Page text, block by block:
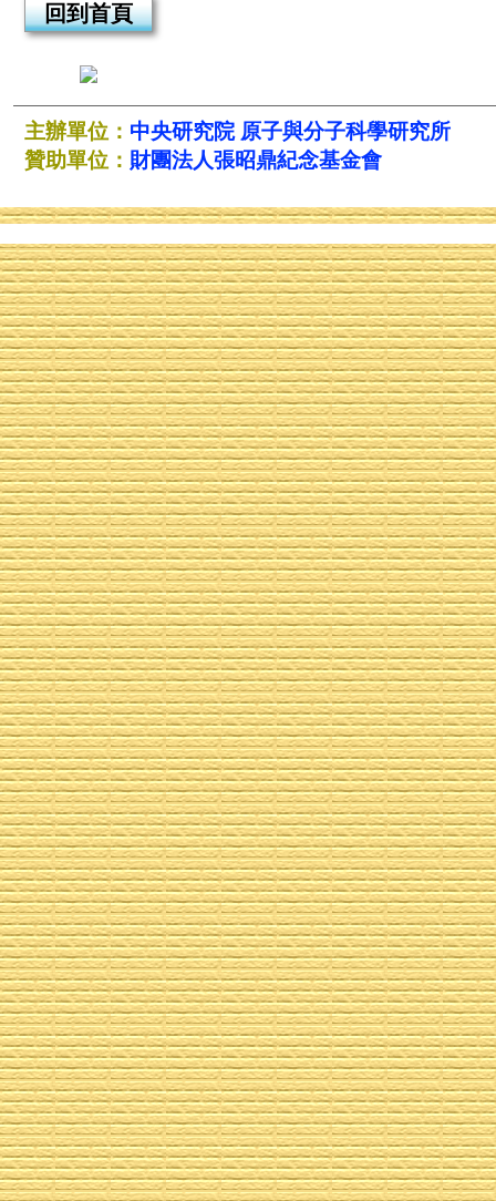
回到首頁
主辦單位： 中央研究院 原子與分子科學研究所
贊助單位： 財團法人張昭鼎紀念基金會